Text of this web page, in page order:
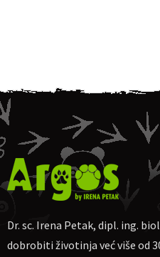
Dr. sc. Irena Petak, dipl. ing.
dobrobiti životinja već više od